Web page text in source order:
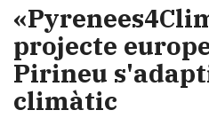
projecte
Pirineu
climàtic